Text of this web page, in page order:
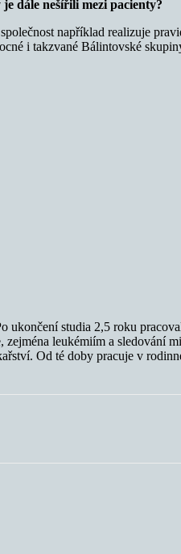
dále nešířili mezi pacienty?
například realizuje
i takzvané Bálintovské
studia 2,5 roku
leukémiím a sledování
Od té doby pracuje v